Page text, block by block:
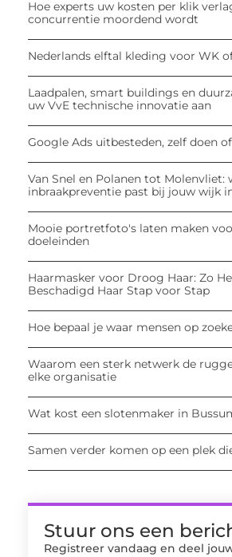
Hoe experts uw kosten per klik
concurrentie moordend wordt
Nederlands elftal kleding voor WK
Laadpalen, smart buildings en
uw VvE technische innovatie aan
Google Ads uitbesteden, zelf doen
Van Snel en Polanen tot Molenvliet:
inbraakpreventie past bij jouw wijk
Mooie portretfoto's laten maken
doeleinden
Haarmasker voor Droog Haar: Zo
Beschadigd Haar Stap voor Stap
Hoe bepaal je waar mensen op
Waarom een sterk netwerk de
elke organisatie
Wat kost een slotenmaker in
Samen verder komen op een plek
Stuur ons een
Registreer vandaag en deel